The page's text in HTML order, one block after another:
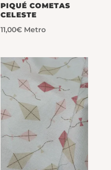
PIQUÉ COMETAS
CELESTE
11,00€ Metro